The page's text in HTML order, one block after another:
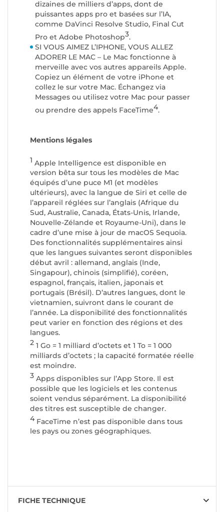
dizaines de milliers d’apps, dont de
puissantes apps pro et basées sur l’IA,
comme DaVinci Resolve Studio, Final Cut
Pro et Adobe Photoshop3.
SI VOUS AIMEZ L’IPHONE, VOUS ALLEZ
ADORER LE MAC – Le Mac fonctionne à
merveille avec vos autres appareils Apple.
Copiez un élément de votre iPhone et
collez le sur votre Mac. Échangez via
Messages ou utilisez votre Mac pour passer
ou prendre des appels FaceTime4.
Mentions légales
1 Apple Intelligence est disponible en
version bêta sur tous les modèles de Mac
équipés d’une puce M1 (et modèles
ultérieurs), avec la langue de Siri et celle de
l’appareil réglées sur l’anglais (Afrique du
Sud, Australie, Canada, États-Unis, Irlande,
Nouvelle-Zélande et Royaume-Uni), dans le
cadre d’une mise à jour de macOS Sequoia.
Des fonctionnalités supplémentaires ainsi
que les langues suivantes seront disponibles
début avril : allemand, anglais (Inde,
Singapour), chinois (simplifié), coréen,
espagnol, français, italien, japonais et
portugais (Brésil). D’autres langues, dont le
vietnamien, suivront dans le courant de
l’année. La disponibilité des fonctionnalités
peut varier en fonction des régions et des
langues.
2 1 Go = 1 milliard d’octets et 1 To = 1 000
milliards d’octets ; la capacité formatée réelle
est moindre.
3 Apps disponibles sur l’App Store. Il est
possible que les logiciels et les contenus
soient vendus séparément. La disponibilité
des titres est susceptible de changer.
4 FaceTime n’est pas disponible dans tous
les pays ou zones géographiques.
FICHE TECHNIQUE